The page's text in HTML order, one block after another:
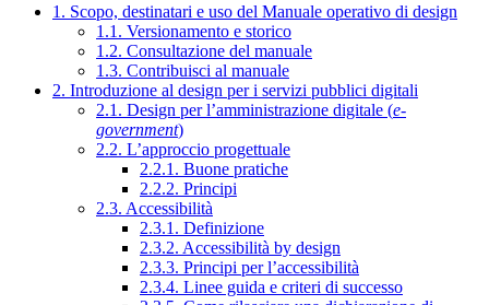
1. Scopo, destinatari e uso del Manuale operativo di design
1.1. Versionamento e storico
1.2. Consultazione del manuale
1.3. Contribuisci al manuale
2. Introduzione al design per i servizi pubblici digitali
2.1. Design per l’amministrazione digitale (e-
government)
2.2. L’approccio progettuale
2.2.1. Buone pratiche
2.2.2. Principi
2.3. Accessibilità
2.3.1. Definizione
2.3.2. Accessibilità by design
2.3.3. Principi per l’accessibilità
2.3.4. Linee guida e criteri di successo